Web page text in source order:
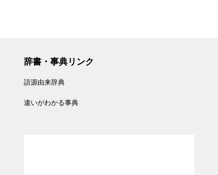
辞書・事典リンク
語源由来辞典
違いがわかる事典